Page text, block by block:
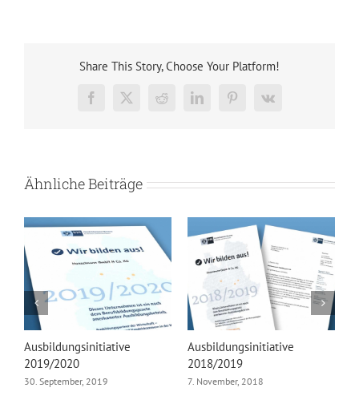
Share This Story, Choose Your Platform!
Facebook
X RedditLinkedInPinterest
Vk
Ähnliche Beiträge
Ausbildungsinitiative
2019/2020
30. September, 2019
Ausbildungsinitiative
2018/2019
7. November, 2018